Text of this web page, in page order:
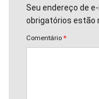
Seu endereço de
obrigatórios estão
Comentário *